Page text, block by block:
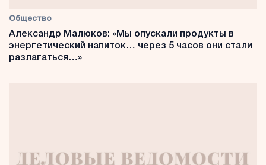
Общество
Александр Малюков: «Мы опускали продукты в
энергетический напиток… через 5 часов они стали
разлагаться…»